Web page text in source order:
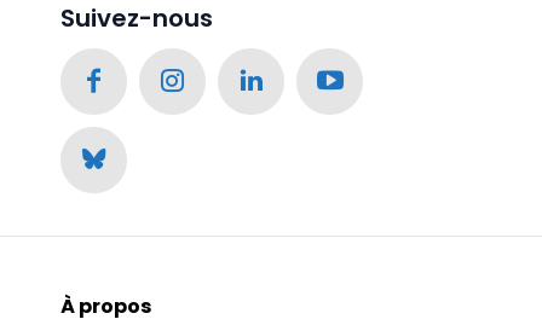
Suivez-nous
À propos